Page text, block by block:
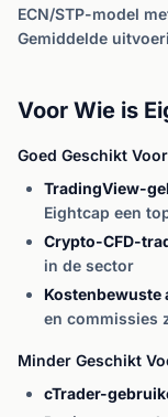
ECN/STP-model
Gemiddelde
Voor Wie is
Goed Geschikt Voor
TradingView-
Eightcap een
Crypto-CFD-
in de sector
Kostenbewuste
en commissies
Minder Geschikt
cTrader-